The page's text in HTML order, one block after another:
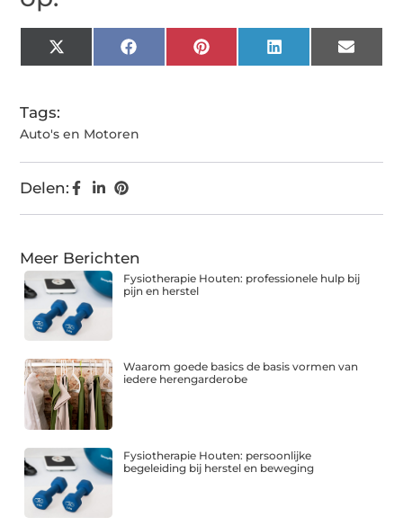
X
(Twitter)
FacebookPinterestLinkedIn Email
Tags:
Auto's en Motoren
Delen:
Meer Berichten
Fysiotherapie Houten: professionele hulp bij
pijn en herstel
Waarom goede basics de basis vormen van
iedere herengarderobe
Fysiotherapie Houten: persoonlijke
begeleiding bij herstel en beweging